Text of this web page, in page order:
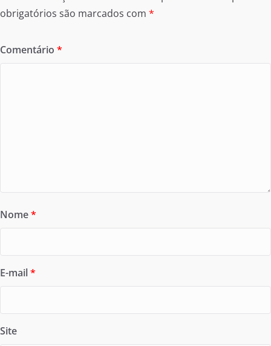
obrigatórios são marcados com *
Comentário *
Nome*
E-mail*
Site